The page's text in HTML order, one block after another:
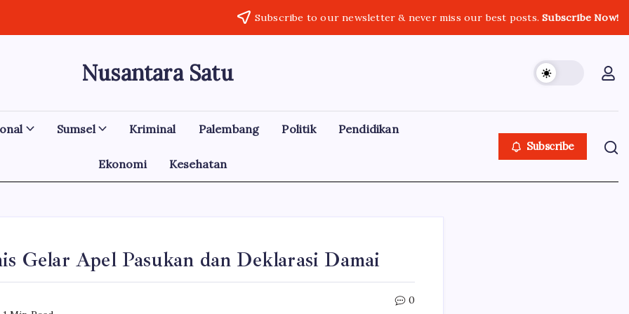
Subscribe to our newsletter & never miss our best posts.Subscribe Now!
Nusantara Satu
Berita
Sumsel Kriminal Palembang Politik Pendidikan
Ekonomi Kesehatan
Subscribe
Gelar Apel Pasukan dan Deklarasi Damai
0